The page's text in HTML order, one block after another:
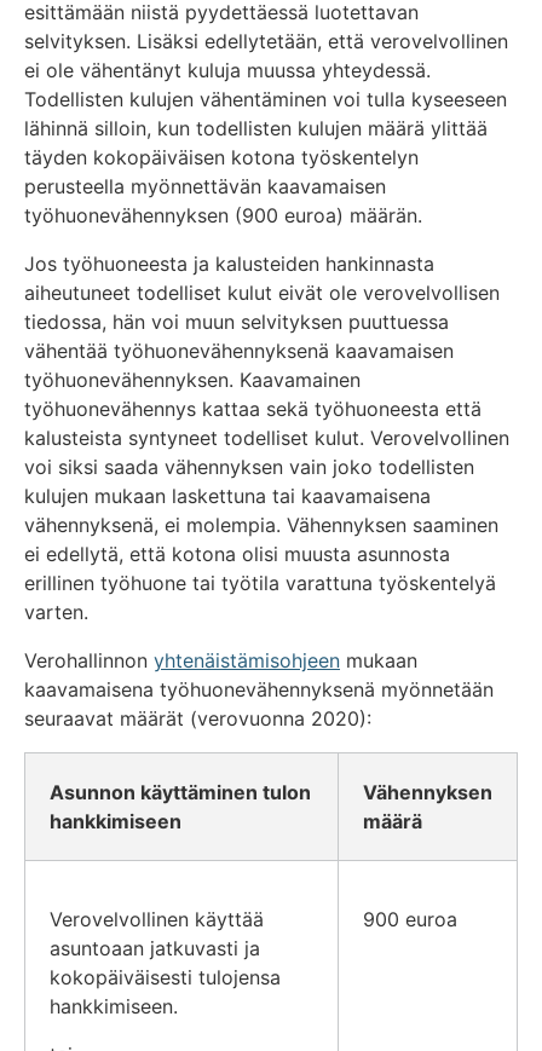
esittämään niistä pyydettäessä luotettavan
selvityksen. Lisäksi edellytetään, että verovelvollinen
ei ole vähentänyt kuluja muussa yhteydessä.
Todellisten kulujen vähentäminen voi tulla kyseeseen
lähinnä silloin, kun todellisten kulujen määrä ylittää
täyden kokopäiväisen kotona työskentelyn
perusteella myönnettävän kaavamaisen
työhuonevähennyksen (900 euroa) määrän.
Jos työhuoneesta ja kalusteiden hankinnasta
aiheutuneet todelliset kulut eivät ole verovelvollisen
tiedossa, hän voi muun selvityksen puuttuessa
vähentää työhuonevähennyksenä kaavamaisen
työhuonevähennyksen. Kaavamainen
työhuonevähennys kattaa sekä työhuoneesta että
kalusteista syntyneet todelliset kulut. Verovelvollinen
voi siksi saada vähennyksen vain joko todellisten
kulujen mukaan laskettuna tai kaavamaisena
vähennyksenä, ei molempia. Vähennyksen saaminen
ei edellytä, että kotona olisi muusta asunnosta
erillinen työhuone tai työtila varattuna työskentelyä
varten.
Verohallinnon yhtenäistämisohjeen mukaan
kaavamaisena työhuonevähennyksenä myönnetään
seuraavat määrät (verovuonna 2020):
Asunnon käyttäminen tulon
hankkimiseen
Vähennyksen
määrä
Verovelvollinen käyttää
asuntoaan jatkuvasti ja
kokopäiväisesti tulojensa
hankkimiseen.
900 euroa